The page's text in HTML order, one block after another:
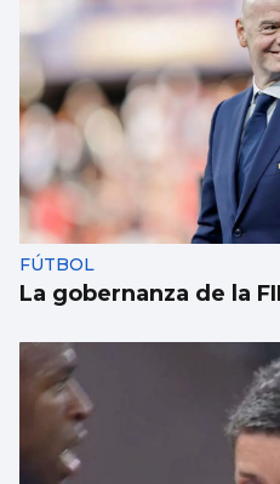
FÚTBOL
La gobernanza de la